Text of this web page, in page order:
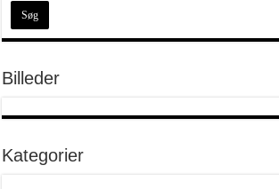
Billeder
Kategorier